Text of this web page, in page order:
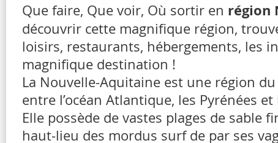
Que faire, Que voir, Où sortir en région
découvrir cette magnifique région,
loisirs, restaurants, hébergements, les
magnifique destination !
La Nouvelle-Aquitaine est une région
entre l’océan Atlantique, les Pyrénées
Elle possède de vastes plages de
haut-lieu des mordus surf de par ses